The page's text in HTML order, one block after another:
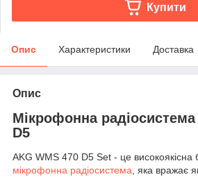
Купити
Опис Характеристики Доставка
Опис
Мікрофонна
D5
AKG WMS 470 D5 Set - це високоякісна
мікрофонна радіосистема, яка вражає